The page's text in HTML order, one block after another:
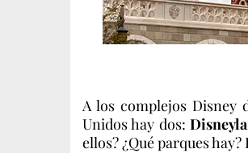
A los complejos Disney
Unidos hay dos:
ellos? ¿Qué parques